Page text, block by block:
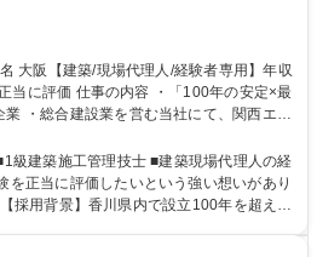
100年の安定×最
・総合建設業を営む当社にて、関西エリ
ホテルといった民間建築における、現場
た関西営業所の拡
将来的には管理職への登用も視野に入れて
場監督業務。 ・案件にもよりますが、残
級建築施工管理技士 ■建築現場代理人の経
正当に評価したいという強い想いがあり